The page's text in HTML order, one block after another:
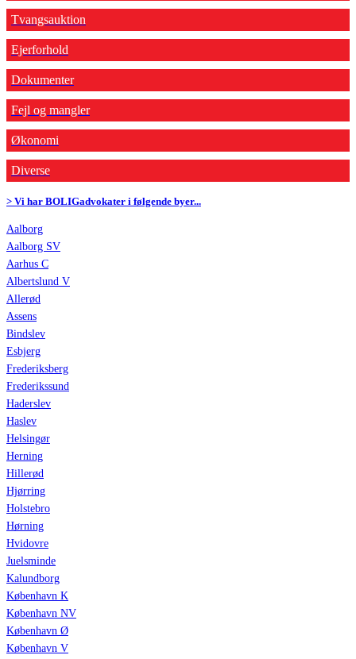
Tvangsauktion
Ejerforhold
Dokumenter
Fejl og mangler
Økonomi
Diverse
> Vi har BOLIGadvokater i følgende byer...
Aalborg
Aalborg SV
Aarhus C
Albertslund V
Allerød
Assens
Bindslev
Esbjerg
Frederiksberg
Frederikssund
Haderslev
Haslev
Helsingør
Herning
Hillerød
Hjørring
Holstebro
Hørning
Hvidovre
Juelsminde
Kalundborg
København K
København NV
København Ø
København V